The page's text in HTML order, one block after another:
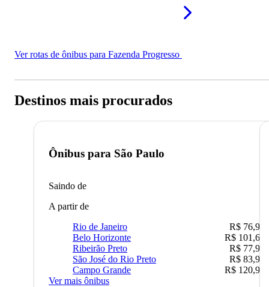
Ver rotas de ônibus para Fazenda Progresso
Destinos mais procurados
Ônibus para São Paulo
Saindo de
A partir de
Rio de Janeiro
R$ 76,90
Belo Horizonte
R$ 101,67
Ribeirão Preto
R$ 77,90
São José do Rio Preto
R$ 83,90
Campo Grande
R$ 120,90
Ver mais ônibus